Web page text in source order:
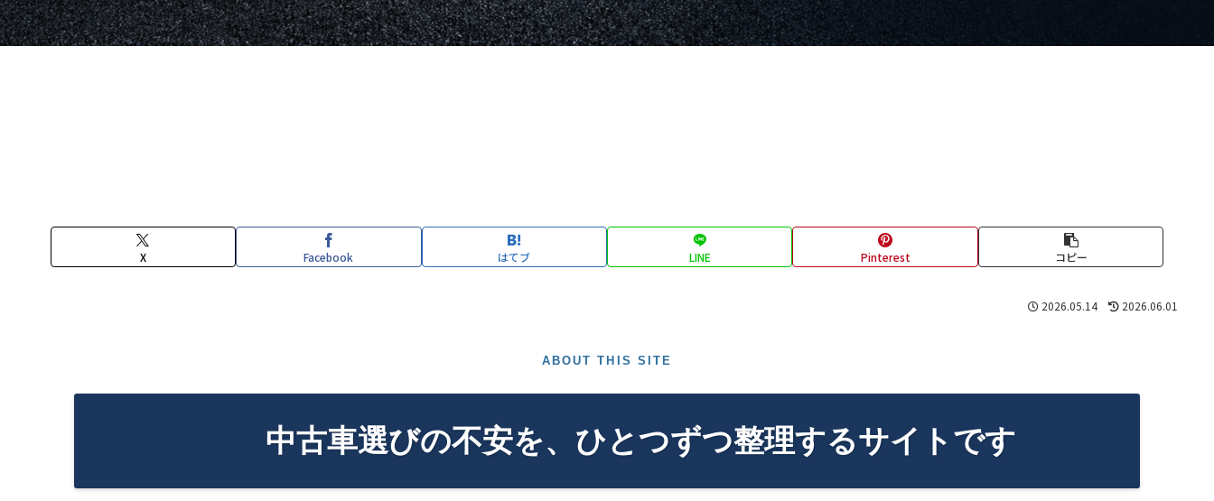
X Facebook はてブ LINE Pinterest コピー
2026.05.14 2026.06.01
ABOUT THIS SITE
中古車選びの不安を、ひとつずつ整理するサイトです